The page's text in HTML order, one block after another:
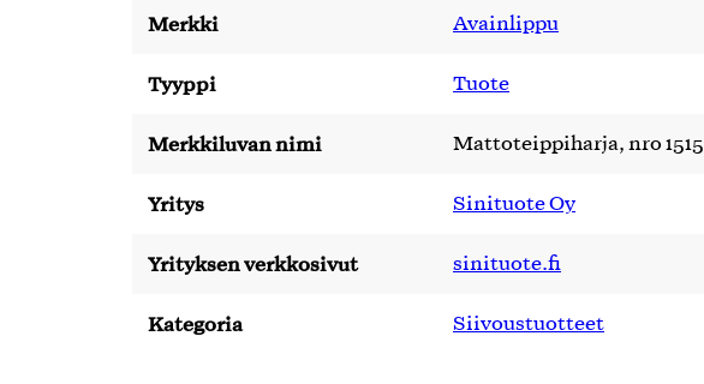
Merkki Avainlippu
Tyyppi Tuote
Merkkiluvan nimi Mattoteippiharja, nro 1515
Yritys Sinituote Oy
Yrityksen verkkosivut sinituote.fi
Kategoria Siivoustuotteet